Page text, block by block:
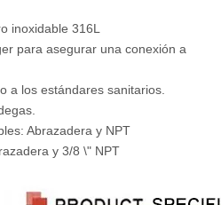
inoxidable 316L
para asegurar una conexión a
a los estándares sanitarios.
Abrazadera y NPT
y 3/8 \" NPT